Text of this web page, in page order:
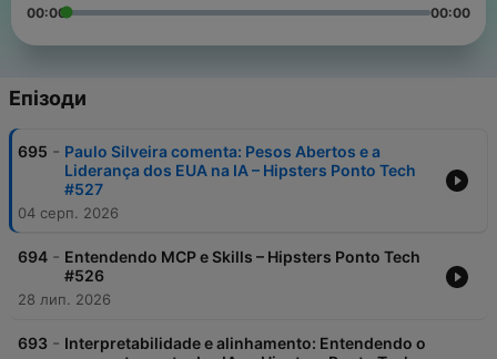
00:00 00:00
Епізоди
695 - Paulo Silveira comenta: Pesos Abertos e a
Liderança dos EUA na IA – Hipsters Ponto Tech
#527
04 серп. 2026
694 - Entendendo MCP e Skills – Hipsters Ponto Tech
#526
28 лип. 2026
693 - Interpretabilidade e alinhamento: Entendendo o